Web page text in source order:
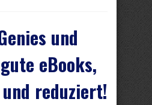
und
eBooks,
reduziert!